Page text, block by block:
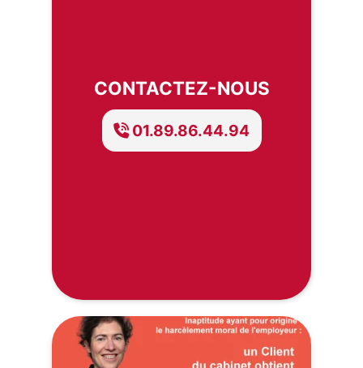
CONTACTEZ-NOUS
01.89.86.44.94